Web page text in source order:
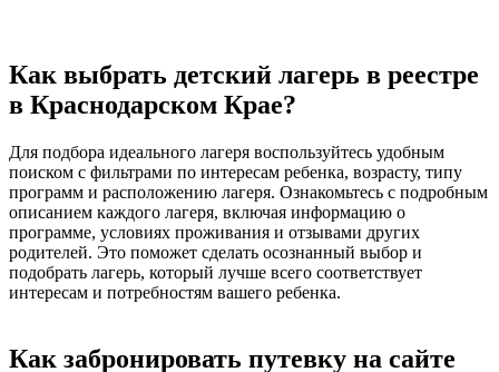
Как выбрать детский лагерь в реестре
в Краснодарском Крае?
Для подбора идеального лагеря воспользуйтесь удобным
поиском с фильтрами по интересам ребенка, возрасту, типу
программ и расположению лагеря. Ознакомьтесь с подробным
описанием каждого лагеря, включая информацию о
программе, условиях проживания и отзывами других
родителей. Это поможет сделать осознанный выбор и
подобрать лагерь, который лучше всего соответствует
интересам и потребностям вашего ребенка.
Как забронировать путевку на сайте